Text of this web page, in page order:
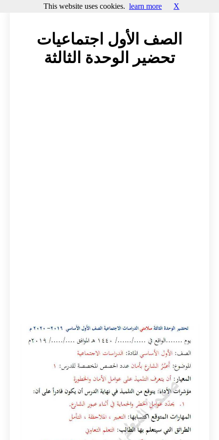
الصف الأول اجتماعيات
تحضير الوحدة الثالثة
This website uses cookies. learn more X